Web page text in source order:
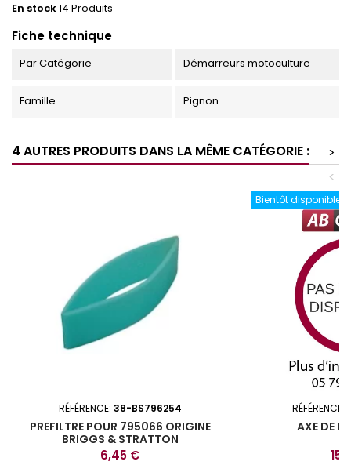
En stock14 Produits
Fiche technique
Par Catégorie Démarreurs motoculture
Famille Pignon
4 AUTRES PRODUITS DANS LA MÊME CATÉGORIE :
>
<
RÉFÉRENCE: 38-BS796254
PREFILTRE POUR 795066 ORIGINE
BRIGGS & STRATTON
Prix
6,45 €
Bientôt disponible
RÉFÉRENCE:
AXE DE
Prix